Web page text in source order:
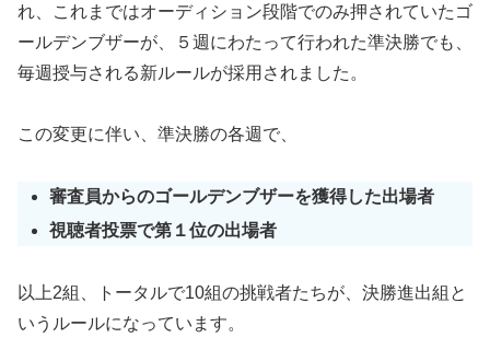
れ、これまではオーディション段階でのみ押されていたゴ
ールデンブザーが、５週にわたって行われた準決勝でも、
毎週授与される新ルールが採用されました。
この変更に伴い、準決勝の各週で、
審査員からのゴールデンブザーを獲得した出場者
視聴者投票で第１位の出場者
以上2組、トータルで10組の挑戦者たちが、決勝進出組と
いうルールになっています。